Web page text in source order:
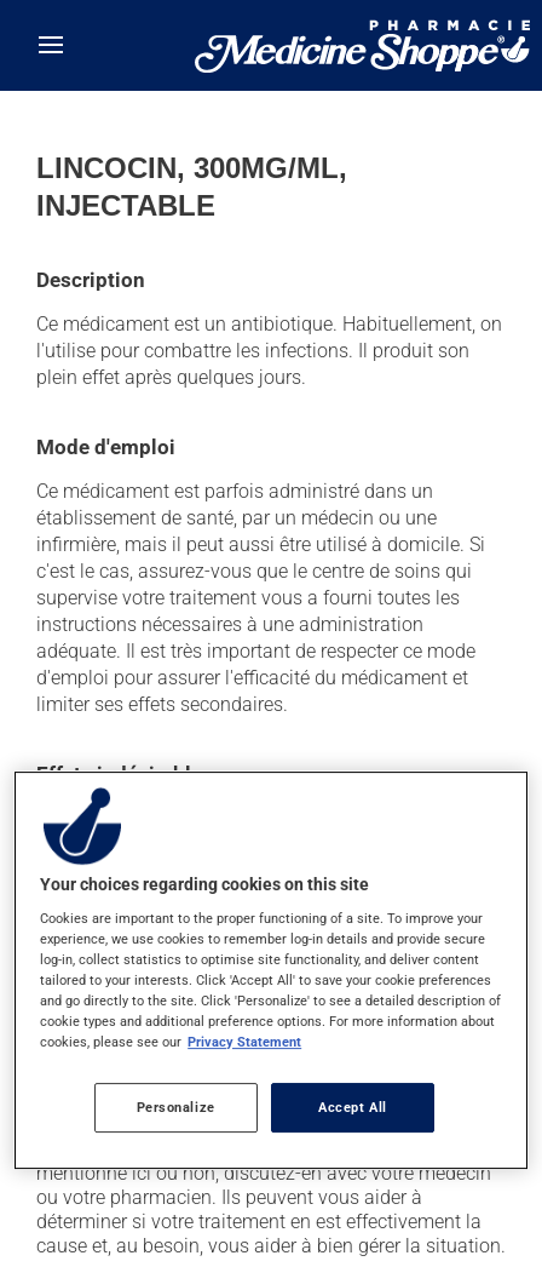
LINCOCIN, 300MG/ML,
INJECTABLE
Description
Ce médicament est un antibiotique. Habituellement, on
l'utilise pour combattre les infections. Il produit son
plein effet après quelques jours.
Mode d'emploi
Ce médicament est parfois administré dans un
établissement de santé, par un médecin ou une
infirmière, mais il peut aussi être utilisé à domicile. Si
c'est le cas, assurez-vous que le centre de soins qui
supervise votre traitement vous a fourni toutes les
instructions nécessaires à une administration
adéquate. Il est très important de respecter ce mode
d'emploi pour assurer l'efficacité du médicament et
limiter ses effets secondaires.
Effets indésirables
En plus de ses effets recherchés, ce produit peut à
l'occasion entraîner certains effets indésirables (effets
secondaires), notamment :
il peut causer de la diarrhée;
il peut causer des nausées et des vomissements;
rarement, il peut causer des diarrhées sévères,
parfois plusieurs semaines après la fin du
traitement. En cas de diarrhée sévère, consultez un
médecin sans délai.
Chaque personne peut réagir différemment à un
traitement. Si vous croyez que ce produit est la cause
mentionné ici ou non, discutez-en avec votre médecin
ou votre pharmacien. Ils peuvent vous aider à
déterminer si votre traitement en est effectivement la
cause et, au besoin, vous aider à bien gérer la situation.
Your choices regarding cookies on this site
Cookies are important to the proper functioning of a site. To improve your
experience, we use cookies to remember log-in details and provide secure
log-in, collect statistics to optimise site functionality, and deliver content
tailored to your interests. Click 'Accept All' to save your cookie preferences
and go directly to the site. Click 'Personalize' to see a detailed description of
cookie types and additional preference options. For more information about
cookies, please see our Privacy Statement
Personalize Accept All